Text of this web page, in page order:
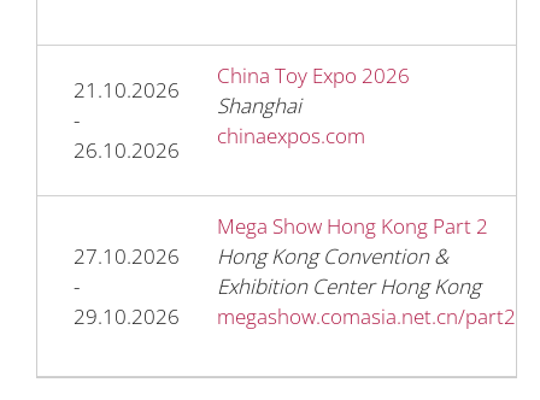
21.10.2026
-
26.10.2026
China Toy Expo 2026
Shanghai
chinaexpos.com
27.10.2026
-
29.10.2026
Mega Show Hong Kong Part 2
Hong Kong Convention &
Exhibition Center Hong Kong
megashow.comasia.net.cn/part2